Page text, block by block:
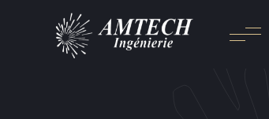
Passer
au
contenu